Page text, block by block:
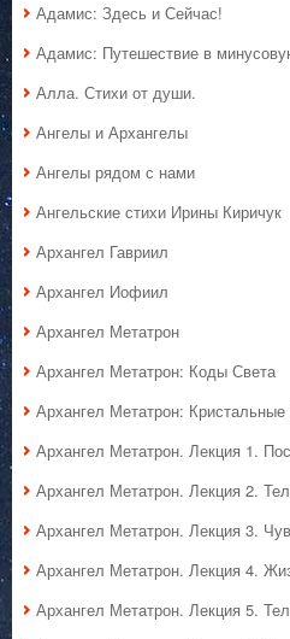
Адамис: Здесь и Сейчас!
Адамис: Путешествие в
Алла. Стихи от души.
Ангелы и Архангелы
Ангелы рядом с нами
Ангельские стихи Ирины Киричук
Архангел Гавриил
Архангел Иофиил
Архангел Метатрон
Архангел Метатрон: Коды Света
Архангел Метатрон:
Архангел Метатрон. Лекция 1.
Архангел Метатрон. Лекция 2.
Архангел Метатрон. Лекция 3.
Архангел Метатрон. Лекция 4.
Архангел Метатрон. Лекция 5.